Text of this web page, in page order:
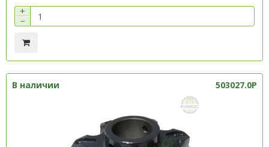
+
−
В наличии 503027.0P